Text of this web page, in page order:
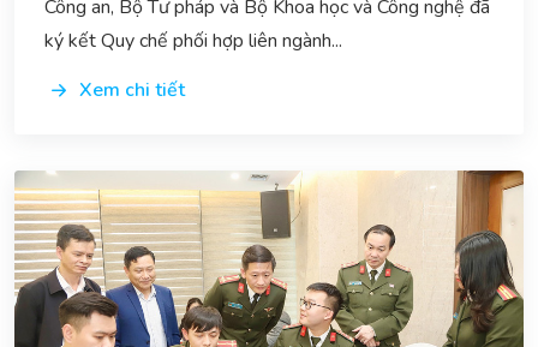
Công an, Bộ Tư pháp và Bộ Khoa học và Công nghệ đã
ký kết Quy chế phối hợp liên ngành...
Xem chi tiết